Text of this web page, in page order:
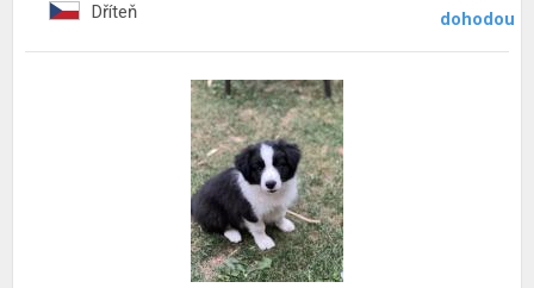
Dříteň dohodou